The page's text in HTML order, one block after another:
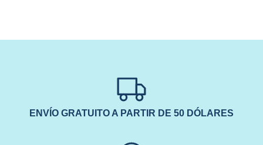
ENVÍO GRATUITO A PARTIR DE 50 DÓLARES